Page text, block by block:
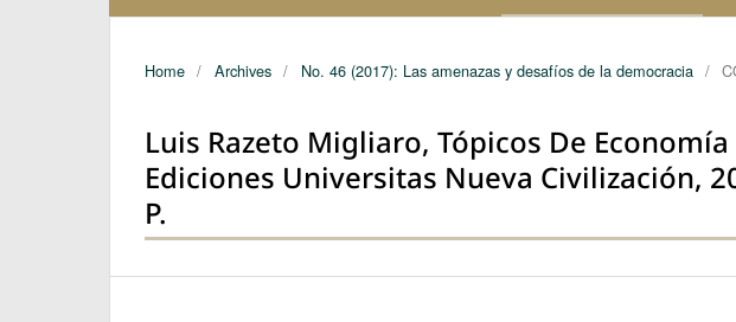
Home / Archives / No. 46 (2017): Las amenazas y desafíos de la democracia /
Luis Razeto Migliaro, Tópicos De
Ediciones Universitas Nueva Civilización,
P.